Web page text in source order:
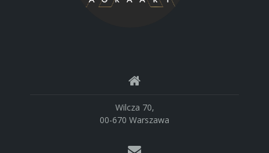
Wilcza 70,
00-670 Warszawa